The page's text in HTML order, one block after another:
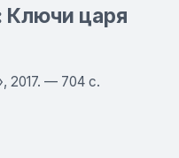
Ключи царя
2017. — 704 с.